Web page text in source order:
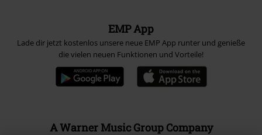
EMP App
Lade dir jetzt kostenlos unsere neue EMP App runter und genieße
die vielen neuen Funktionen und Vorteile!
A Warner Music Group Company